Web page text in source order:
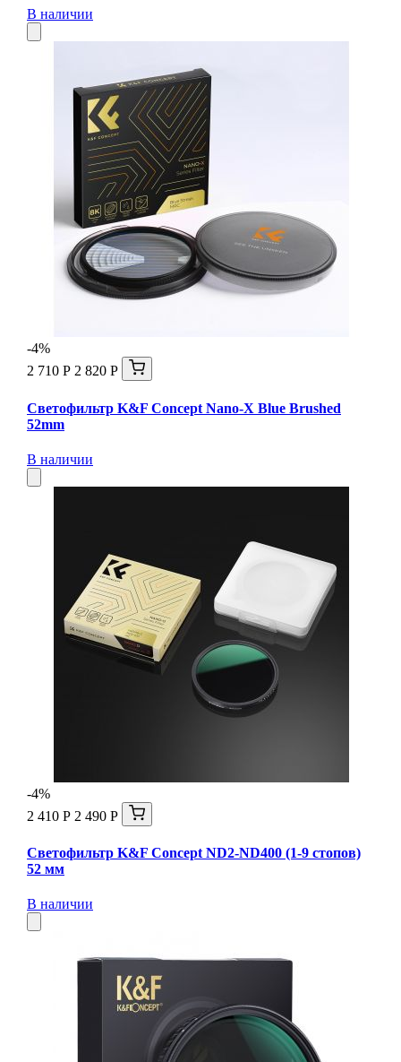
В наличии
-4%
2 710 Р 2 820 Р
Светофильтр K&F Concept Nano-X Blue Brushed
52mm
В наличии
-4%
2 410 Р 2 490 Р
Светофильтр K&F Concept ND2-ND400 (1-9 стопов)
52 мм
В наличии